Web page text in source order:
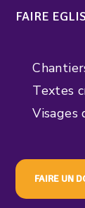
FAIRE
Textes
Visages
FAIRE UN